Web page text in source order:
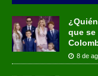
que se
8 de